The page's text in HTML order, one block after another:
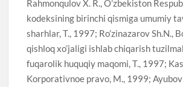
Rahmonqulov X. R., O’zbekiston
kodeksining birinchi qismiga umumiy
sharhlar, T., 1997; Ro’zinazarov Sh.N.,
qishloq xo’jaligi ishlab chiqarish
fuqarolik huquqiy maqomi, T., 1997;
Korporativnoe pravo, M., 1999; Ayubov